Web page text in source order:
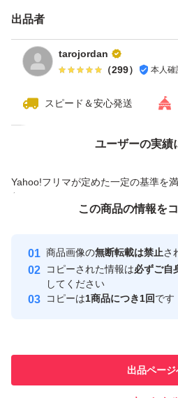
出品者
tarojordan
（299） 本人確
スピード＆安心発送
ユーザーの実績
Yahoo!フリマが定めた一定の基準を
付与しています
安心取引出品者
心・
取引実績
引
での
価格の相談
この商品の情報を
商品画像の無断転載は禁止さ
コピーされた情報は必ずご自
してください
コピーは1商品につき1回です
出品ページ
この商品をみている人にオススメ